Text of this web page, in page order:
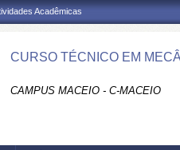
Acadêmicas
CURSO TÉCNICO EM
CAMPUS MACEIO - C-MACEIO